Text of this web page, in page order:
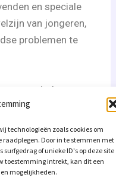
technologieën zoals cookies om
raadplegen. Door in te stemmen met
of unieke ID's op deze site
toestemming intrekt, kan dit een
mogelijkheden.
en speciale
van jongeren,
problemen te
vindt u terug